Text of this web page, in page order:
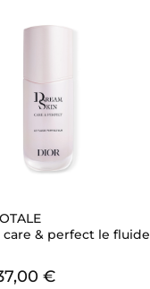
& perfect le fluide
€